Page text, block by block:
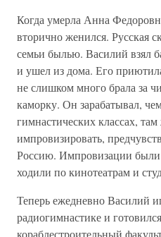
Когда умерла Анна
вторично женился. Русская
семьи былью. Василий взял
и ушел из дома. Его
не слишком много брала за
каморку. Он зарабатывал,
гимнастических классах,
импровизировать,
Россию. Импровизации
ходили по кинотеатрам и
Теперь ежедневно Василий
радиогимнастике и
кораблестроительный